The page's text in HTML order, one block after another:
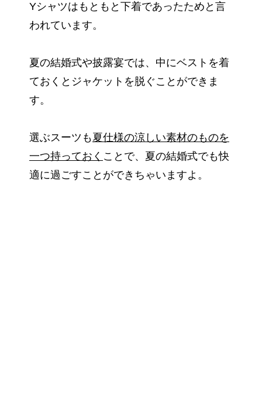
Yシャツはもともと下着であったためと言
われています。
夏の結婚式や披露宴では、中にベストを着
ておくとジャケットを脱ぐことができま
す。
選ぶスーツも夏仕様の涼しい素材のものを
一つ持っておく ことで、夏の結婚式でも快
適に過ごすことができちゃいますよ。